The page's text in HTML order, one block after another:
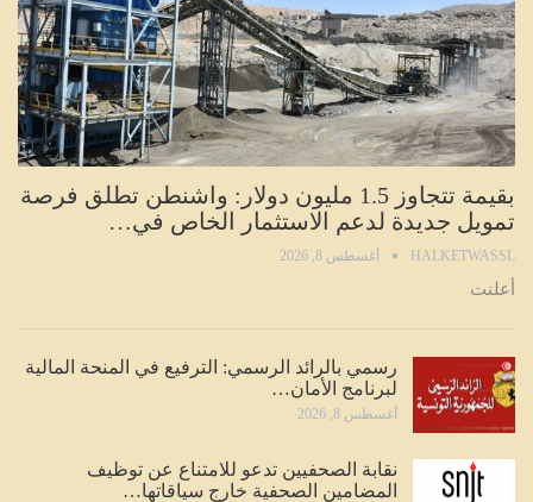
بقيمة تتجاوز 1.5 مليون دولار: واشنطن تطلق فرصة
تمويل جديدة لدعم الاستثمار الخاص في…
HALKETWASSL أغسطس 8, 2026
أعلنت
رسمي بالرائد الرسمي: الترفيع في المنحة المالية
لبرنامج الأمان…
أغسطس 8, 2026
نقابة الصحفيين تدعو للامتناع عن توظيف
المضامين الصحفية خارج سياقاتها…